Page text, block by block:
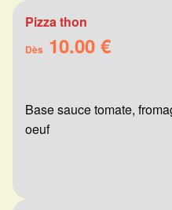
Pizza thon
Dès 10.00 €
Base sauce tomate,
oeuf